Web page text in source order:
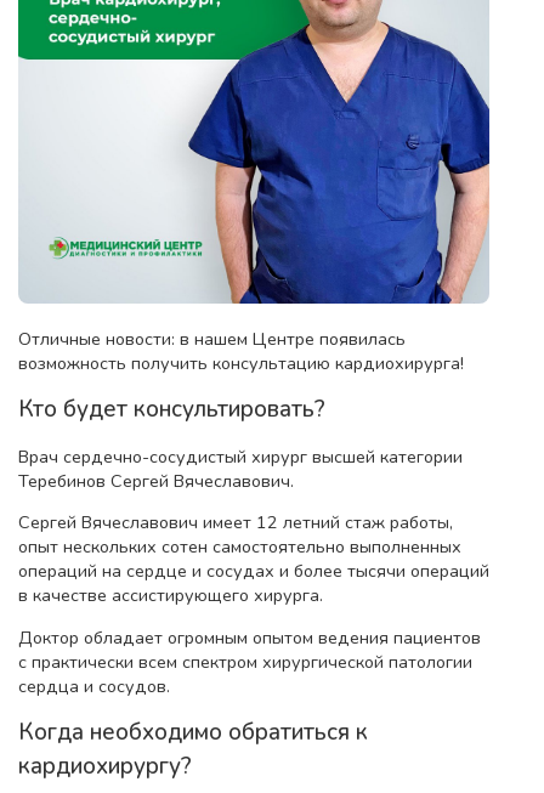
Отличные новости: в нашем Центре появилась
возможность получить консультацию кардиохирурга!
Кто будет консультировать?
Врач сердечно-сосудистый хирург высшей категории
Теребинов Сергей Вячеславович.
Сергей Вячеславович имеет 12 летний стаж работы,
опыт нескольких сотен самостоятельно выполненных
операций на сердце и сосудах и более тысячи операций
в качестве ассистирующего хирурга.
Доктор обладает огромным опытом ведения пациентов
с практически всем спектром хирургической патологии
сердца и сосудов.
Когда необходимо обратиться к
кардиохирургу?